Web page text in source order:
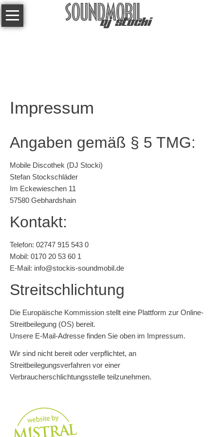
Navigation
überspringen
Über
mich
Links
Impressum
Angaben gemäß § 5 TMG:
Mobile Discothek (DJ Stocki)
Stefan Stockschläder
Im Eckewieschen 11
57580 Gebhardshain
Kontakt:
Telefon: 02747 915 543 0
Mobil: 0170 20 53 60 1
E-Mail: info@stockis-soundmobil.de
Streitschlichtung
Die Europäische Kommission stellt eine Plattform zur Online-
Streitbeilegung (OS) bereit.
Unsere E-Mail-Adresse finden Sie oben im Impressum.
Wir sind nicht bereit oder verpflichtet, an
Streitbeilegungsverfahren vor einer
Verbraucherschlichtungsstelle teilzunehmen.